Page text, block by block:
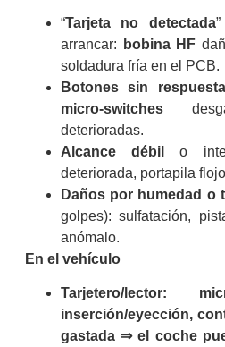
“Tarjeta no detectada
arrancar:
bobina HF
soldadura fría en el PCB.
Botones sin respuesta
micro-switches
deterioradas.
Alcance débil
o
deteriorada, portapila
Daños por humedad o
golpes): sulfatación,
anómalo.
En el vehículo
Tarjetero/lector:
inserción/eyección,
gastada ⇒ el coche